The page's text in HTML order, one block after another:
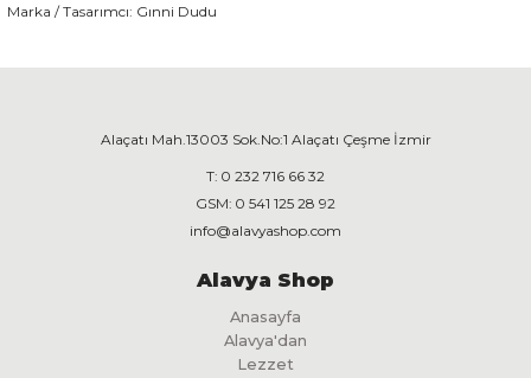
Marka / Tasarımcı: Gınni Dudu
Alaçatı Mah.13003 Sok.No:1 Alaçatı Çeşme İzmir
T: 0 232 716 66 32
GSM: 0 541 125 28 92
info@alavyashop.com
Alavya Shop
Anasayfa
Alavya'dan
Lezzet